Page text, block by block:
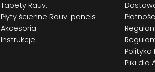
Tapety Rauv.
Płyty ścienne Rauv. panels
Akcesoria
Instrukcje
Polityka
Pliki dla